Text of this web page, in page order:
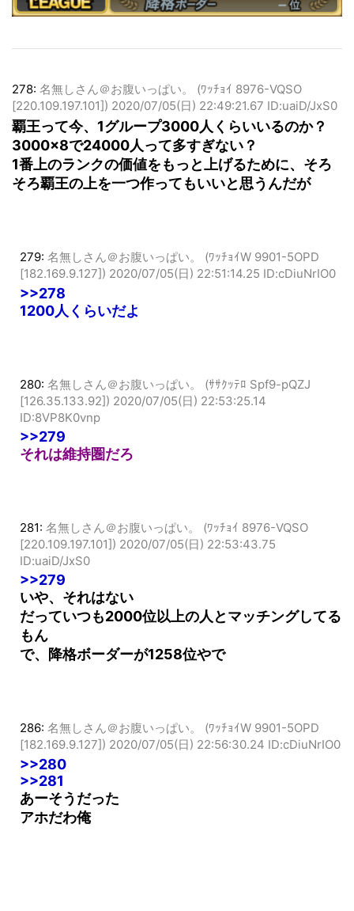
278:名無しさん＠お腹いっぱい。 (ﾜｯﾁｮｲ 8976-VQSO
[220.109.197.101]) 2020/07/05(日) 22:49:21.67 ID:uaiD/JxS0
覇王って今、1グループ3000人くらいいるのか？
3000×8で24000人って多すぎない？
1番上のランクの価値をもっと上げるために、そろ
279:名無しさん＠お腹いっぱい。 (ﾜｯﾁｮｲW 9901-5OPD
[182.169.9.127])
>>278
280:名無しさん＠お腹いっぱい。 (ｻｻｸｯﾃﾛ Spf9-pQZJ
[126.35.133.92])
ID:8VP8K0vnp
>>279
281:名無しさん＠お腹いっぱい。 (ﾜｯﾁｮｲ 8976-VQSO
[220.109.197.101])
ID:uaiD/JxS0
>>279
いや、それはない
だっていつも2000位以上の人とマッチングしてる
もん
286:名無しさん＠お腹いっぱい。 (ﾜｯﾁｮｲW 9901-5OPD
[182.169.9.127])
>>280
>>281
あーそうだった